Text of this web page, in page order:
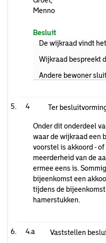
Menno
Besluit
De wijkraad vindt
Wijkraad bespreekt
Andere bewoner
4 Ter
Onder dit onderdeel
waar de wijkraad een
voorstel is akkoord -
meerderheid van de
ermee eens is.
bijeenkomst een
tijdens de
hamerstukken.
4.a Vaststellen